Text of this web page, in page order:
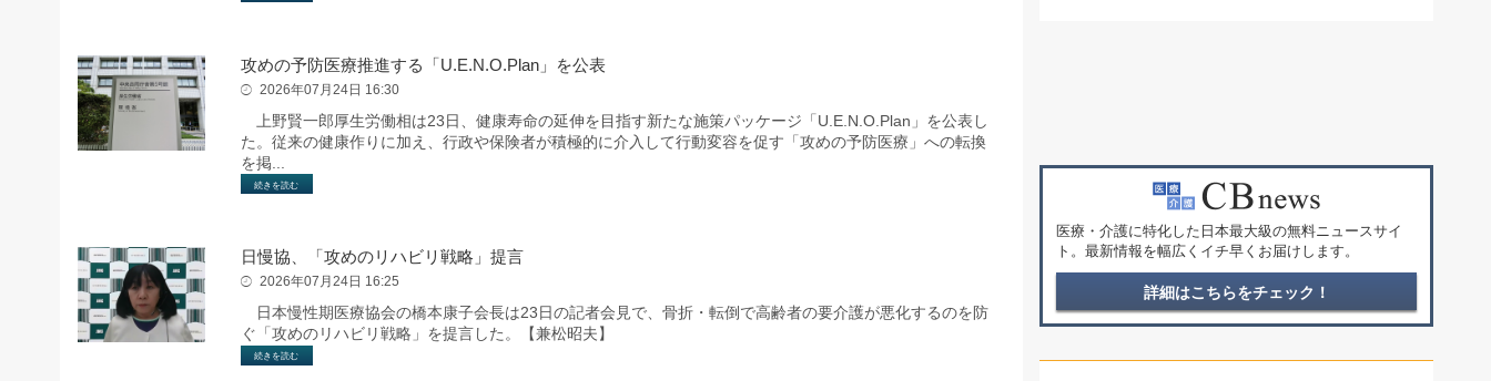
攻めの予防医療推進する「U.E.N.O.Plan」を公表
2026年07月24日 16:30
上野賢一郎厚生労働相は23日、健康寿命の延伸を目指す新たな施策パッケージ「U.E.N.O.Plan」を公表し
た。従来の健康作りに加え、行政や保険者が積極的に介入して行動変容を促す「攻めの予防医療」への転換
を掲...
続きを読む
日慢協、「攻めのリハビリ戦略」提言
2026年07月24日 16:25
日本慢性期医療協会の橋本康子会長は23日の記者会見で、骨折・転倒で高齢者の要介護が悪化するのを防
ぐ「攻めのリハビリ戦略」を提言した。【兼松昭夫】
続きを読む
医療・介護に特化した日本最大級の無料ニュースサイ
ト。最新情報を幅広くイチ早くお届けします。
詳細はこちらをチェック！